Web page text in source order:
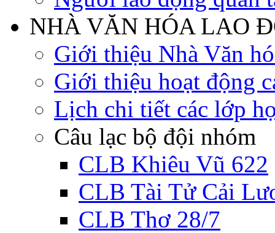
NHÀ VĂN HÓA LAO
Giới thiệu Nhà Văn
Giới thiệu hoạt động
Lịch chi tiết các lớp
Câu lạc bộ đội nhóm
CLB Khiêu Vũ 622
CLB Tài Tử Cải
CLB Thơ 28/7